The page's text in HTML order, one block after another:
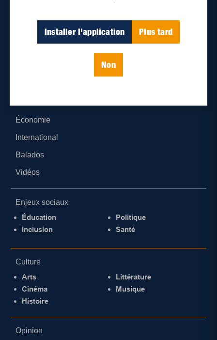
Installer l'application Plus tard
Non
Économie
International
Balados
Vidéos
Enjeux sociaux
Éducation
Inclusion
Politique
Santé
Culture
Arts
Cinéma
Histoire
Littérature
Musique
Opinion